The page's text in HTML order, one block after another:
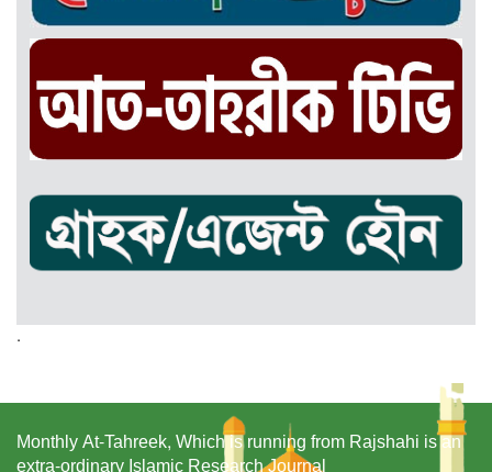
.
Monthly At-Tahreek, Which is running from Rajshahi is an
extra-ordinary Islamic Research Journal